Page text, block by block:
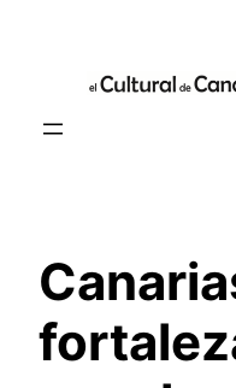
contenido